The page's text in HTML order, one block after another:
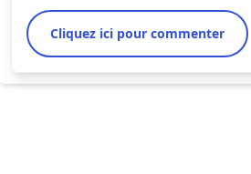
Cliquez ici pour commenter